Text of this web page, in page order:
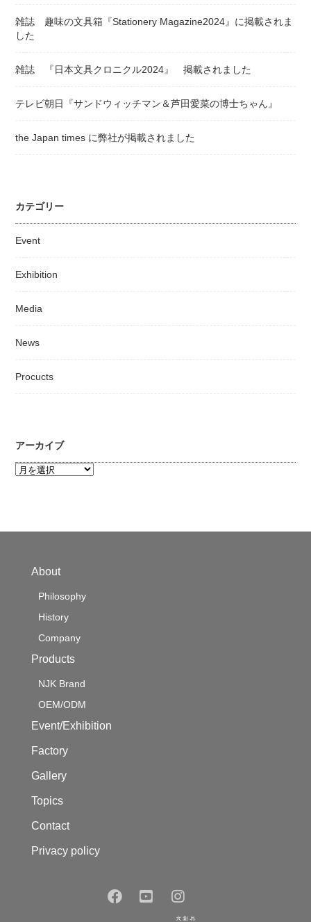
雑誌 趣味の文具箱『Stationery Magazine2024』に掲載されま
した
雑誌 『日本文具クロニクル2024』 掲載されました
テレビ朝日『サンドウィッチマン＆芦田愛菜の博士ちゃん』
the Japan times に弊社が掲載されました
カテゴリー
Event
Exhibition
Media
News
Procucts
アーカイブ
ア
ー
About
Philosophy
History
Company
Products
NJK Brand
OEM/ODM
Event/Exhibition
Factory
Gallery
Topics
Contact
Privacy policy